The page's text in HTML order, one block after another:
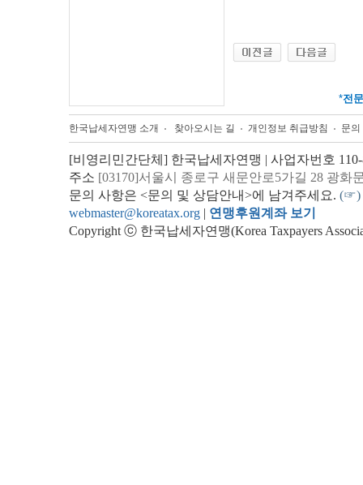
*전문
한국납세자연맹 소개 찾아오시는 길 개인정보 취급방침 문
[비영리민간단체] 한국납세자연맹 | 사업자번호
주소 [03170]서울시 종로구 새문안로5가길 28 광화
문의 사항은 <문의 및 상담안내>에 남겨주세요. (☞)
webmaster@koreatax.org | 연맹후원계좌 보기
Copyright ⓒ 한국납세자연맹(Korea Taxpayers